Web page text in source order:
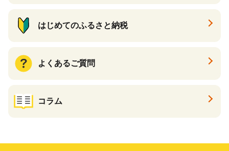
はじめてのふるさと納税
よくあるご質問
コラム